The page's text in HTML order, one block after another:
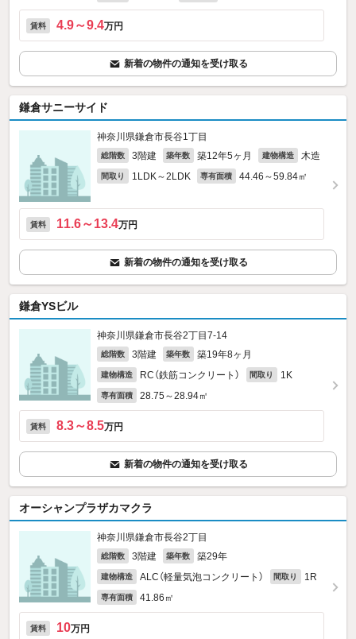
賃料 4.9～9.4万円
新着の物件の通知を受け取る
鎌倉サニーサイド
神奈川県鎌倉市長谷1丁目
総階数 3階建 築年数 築12年5ヶ月 建物構造 木造
間取り 1LDK～2LDK 専有面積 44.46～59.84㎡
賃料 11.6～13.4万円
新着の物件の通知を受け取る
鎌倉YSビル
神奈川県鎌倉市長谷2丁目7-14
総階数 3階建 築年数 築19年8ヶ月
建物構造 RC（鉄筋コンクリート） 間取り 1K
専有面積 28.75～28.94㎡
賃料 8.3～8.5万円
新着の物件の通知を受け取る
オーシャンプラザカマクラ
神奈川県鎌倉市長谷2丁目
総階数 3階建 築年数 築29年
建物構造 ALC（軽量気泡コンクリート） 間取り 1R
専有面積 41.86㎡
賃料 10万円